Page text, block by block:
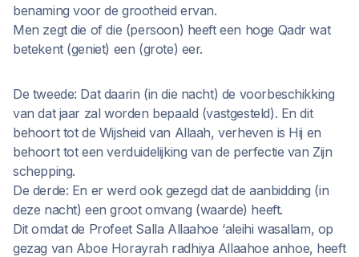
benaming voor de grootheid ervan.
Men zegt die of die (persoon) heeft een hoge Qadr wat
betekent (geniet) een (grote) eer.
De tweede: Dat daarin (in die nacht) de voorbeschikking
van dat jaar zal worden bepaald (vastgesteld). En dit
behoort tot de Wijsheid van Allaah, verheven is Hij en
behoort tot een verduidelijking van de perfectie van Zijn
schepping.
De derde: En er werd ook gezegd dat de aanbidding (in
deze nacht) een groot omvang (waarde) heeft.
Dit omdat de Profeet Salla Allaahoe ‘aleihi wasallam, op
gezag van Aboe Horayrah radhiya Allaahoe anhoe, heeft